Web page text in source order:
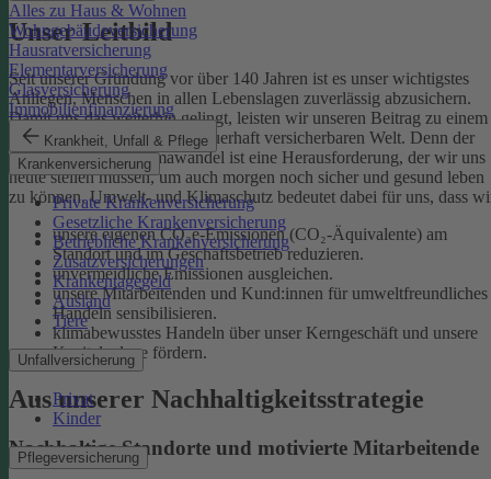
Alles zu Haus & Wohnen
Wohngebäudeversicherung
Hausratversicherung
Elementarversicherung
Glasversicherung
Immobilienfinanzierung
Krankheit, Unfall & Pflege
Krankenversicherung
Private Krankenversicherung
Gesetzliche Krankenversicherung
Betriebliche Krankenversicherung
Zusatzversicherungen
Krankentagegeld
Ausland
Tiere
Unfallversicherung
Privat
Kinder
Pflegeversicherung
Unser Leitbild
Seit unserer Gründung vor über 140 Jahren ist es unser wichtigstes
Anliegen, Menschen in allen Lebenslagen zuverlässig abzusichern.
Damit uns das weiterhin gelingt, leisten wir unseren Beitrag zu einem
gesunden Klima und einer dauerhaft versicherbaren Welt. Denn der
menschgemachte Klimawandel ist eine Herausforderung, der wir uns
heute stellen müssen, um auch morgen noch sicher und gesund leben
zu können.Umwelt- und Klimaschutz bedeutet dabei für uns, dass
unsere eigenen CO₂e-Emissionen (CO₂-Äquivalente) am
Standort und im Geschäftsbetrieb reduzieren.
unvermeidliche Emissionen ausgleichen.
unsere Mitarbeitenden und Kund:innen für umweltfreundliches
Handeln sensibilisieren.
klimabewusstes Handeln über unser Kerngeschäft und unsere
Kapitalanlage fördern.
Aus unserer Nachhaltigkeitsstrategie
Nachhaltige Standorte und motivierte Mitarbeitende